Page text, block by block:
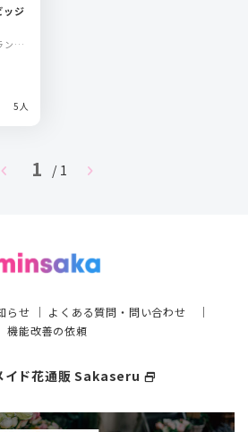
ッジ
ンド
5人
chevron_left 1 / 1 chevron_right
らせ ｜ よくある質問・問い合わせ ｜
機能改善の依頼
イド花通販 Sakaseru select_window